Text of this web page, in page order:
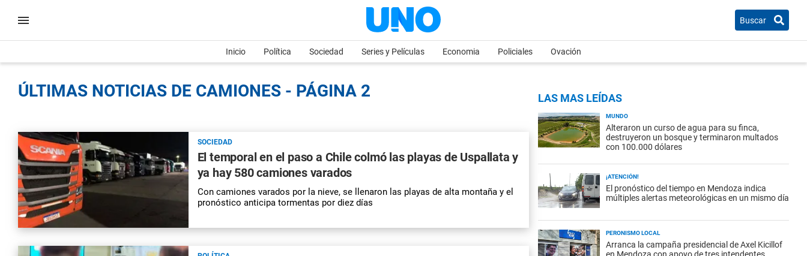
Buscar
Inicio Política Sociedad Series y Películas Economia Policiales Ovación
ÚLTIMAS NOTICIAS DE CAMIONES - PÁGINA 2
SOCIEDAD
El temporal en el paso a Chile colmó las playas de Uspallata y
ya hay 580 camiones varados
Con camiones varados por la nieve, se llenaron las playas de alta montaña y el
pronóstico anticipa tormentas por diez días
LAS MAS LEÍDAS
MUNDO
Alteraron un curso de agua para su finca,
destruyeron un bosque y terminaron multados
con 100.000 dólares
¡ATENCIÓN!
El pronóstico del tiempo en Mendoza indica
múltiples alertas meteorológicas en un mismo día
PERONISMO LOCAL
Arranca la campaña presidencial de Axel Kicillof